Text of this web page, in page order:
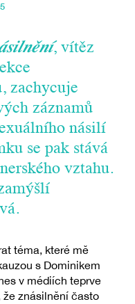
, vítěz
zachycuje
záznamů
násilí
se pak stává
vztahu.
téma, které mě
s Dominikem
v médiích teprve
že znásilnění často